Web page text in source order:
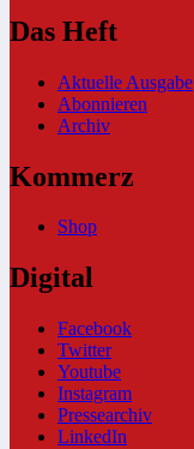
Das Heft
Aktuelle Ausgabe
Abonnieren
Archiv
Kommerz
Shop
Digital
Facebook
Twitter
Youtube
Instagram
Pressearchiv
LinkedIn